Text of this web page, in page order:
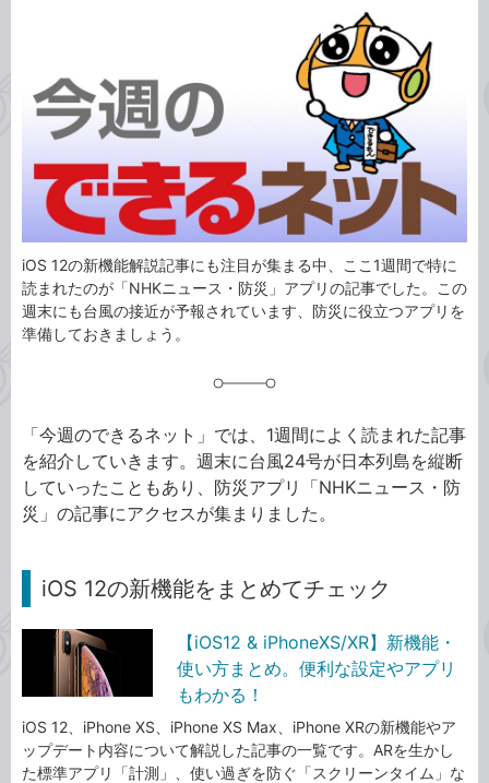
リ
iOS 12の新機能解説記事にも注目が集まる中、ここ1週間で特に
読まれたのが「NHKニュース・防災」アプリの記事でした。この
週末にも台風の接近が予報されています、防災に役立つアプリを
準備しておきましょう。
「今週のできるネット」では、1週間によく読まれた記事
を紹介していきます。週末に台風24号が日本列島を縦断
していったこともあり、防災アプリ「NHKニュース・防
災」の記事にアクセスが集まりました。
iOS 12の新機能をまとめてチェック
【iOS12 & iPhoneXS/XR】新機能・
使い方まとめ。便利な設定やアプリ
もわかる！
iOS 12、iPhone XS、iPhone XS Max、iPhone XRの新機能やア
ップデート内容について解説した記事の一覧です。ARを生かし
た標準アプリ「計測」、使い過ぎを防ぐ「スクリーンタイム」な